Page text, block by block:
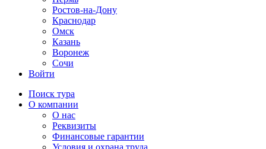
Ростов-на-Дону
Краснодар
Омск
Казань
Воронеж
Сочи
Войти
Поиск тура
О компании
О нас
Реквизиты
Финансовые гарантии
Условия и охрана труда